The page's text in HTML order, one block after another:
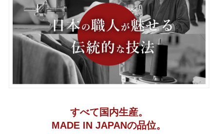
すべて国内生産。
MADE IN JAPANの品位。